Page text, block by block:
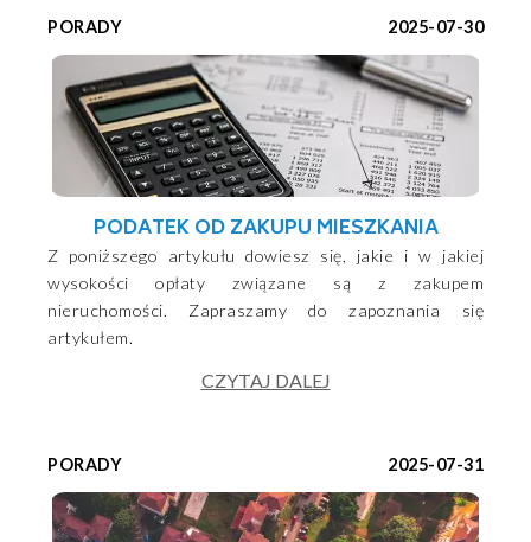
PORADY 2025-07-30
PODATEK OD ZAKUPU MIESZKANIA
Z poniższego artykułu dowiesz się, jakie i w jakiej
wysokości opłaty związane są z zakupem
nieruchomości. Zapraszamy do zapoznania się
artykułem.
CZYTAJ DALEJ
PORADY 2025-07-31